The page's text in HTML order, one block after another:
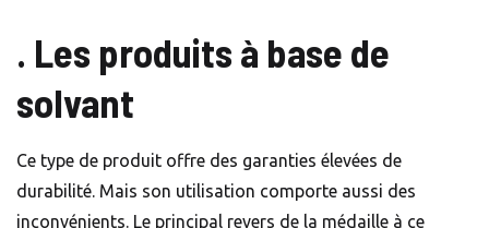
. Les produits à base de
solvant
Ce type de produit offre des garanties élevées de
durabilité. Mais son utilisation comporte aussi des
inconvénients. Le principal revers de la médaille à ce